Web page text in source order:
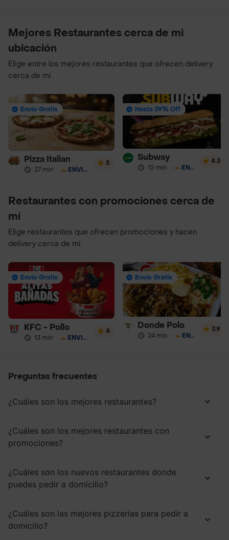
Mejores Restaurantes cerca de mi
ubicación
Elige entre los mejores restaurantes que ofrecen delivery
cerca de mí
Envío Gratis
Pizza Italian
27 min · ENVÍO GRATIS
5
Hasta 39% Off
Subway
15 min · ENVÍO GRATIS
4.3
Restaurantes con promociones cerca de
mí
Elige restaurantes que ofrecen promociones y hacen
delivery cerca de mí
Envío Gratis
KFC - Pollo
13 min · ENVÍO GRATIS
4
Envío Gratis
Donde Polo
24 min · ENVÍO GRATIS
3.9
Preguntas frecuentes
¿Cuáles son los mejores restaurantes?
¿Cuáles son los mejores restaurantes con
promociones?
¿Cuáles son los nuevos restaurantes donde
puedes pedir a domicilio?
¿Cuáles son las mejores pizzerías para pedir a
domicilio?